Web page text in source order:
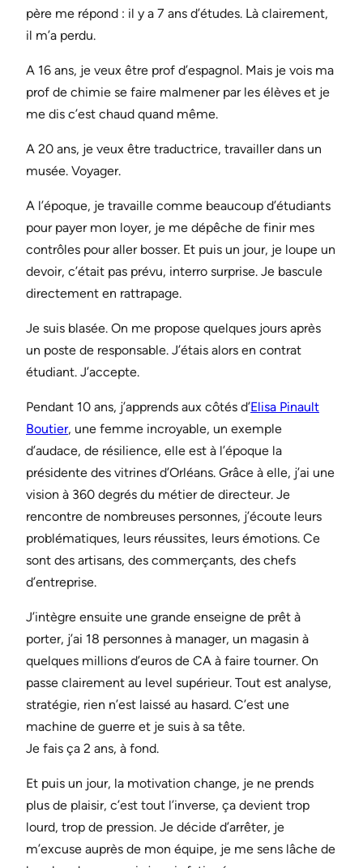
père me répond : il y a 7 ans d’études. Là clairement,
il m’a perdu.
A 16 ans, je veux être prof d’espagnol. Mais je vois ma
prof de chimie se faire malmener par les élèves et je
me dis c’est chaud quand même.
A 20 ans, je veux être traductrice, travailler dans un
musée. Voyager.
A l’époque, je travaille comme beaucoup d’étudiants
pour payer mon loyer, je me dépêche de finir mes
contrôles pour aller bosser. Et puis un jour, je loupe un
devoir, c’était pas prévu, interro surprise. Je bascule
directement en rattrapage.
Je suis blasée. On me propose quelques jours après
un poste de responsable. J’étais alors en contrat
étudiant. J’accepte.
Pendant 10 ans, j’apprends aux côtés d’Elisa Pinault
Boutier, une femme incroyable, un exemple
d’audace, de résilience, elle est à l’époque la
présidente des vitrines d’Orléans. Grâce à elle, j’ai une
vision à 360 degrés du métier de directeur. Je
rencontre de nombreuses personnes, j’écoute leurs
problématiques, leurs réussites, leurs émotions. Ce
sont des artisans, des commerçants, des chefs
d’entreprise.
J’intègre ensuite une grande enseigne de prêt à
porter, j’ai 18 personnes à manager, un magasin à
quelques millions d’euros de CA à faire tourner. On
passe clairement au level supérieur. Tout est analyse,
stratégie, rien n’est laissé au hasard. C’est une
machine de guerre et je suis à sa tête.
Je fais ça 2 ans, à fond.
Et puis un jour, la motivation change, je ne prends
plus de plaisir, c’est tout l’inverse, ça devient trop
lourd, trop de pression. Je décide d’arrêter, je
m’excuse auprès de mon équipe, je me sens lâche de